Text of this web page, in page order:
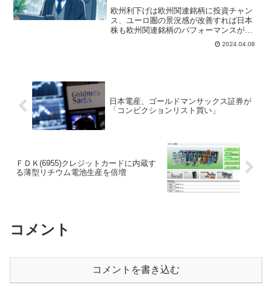
欧州利下げは欧州関連銘柄に投資チャン
ス、ユーロ圏の景況感が改善すれば日本
株も欧州関連銘柄のパフォーマンスが向
上することから欧州売上高比率の高い日
本企業の欧州関連株一覧が投資家の注目
2024.04.08
日本電産、ゴールドマンサックス証券が
「コンビクションリスト買い」
ＦＤＫ(6955)クレジットカードに内蔵す
る薄型リチウム電池生産を倍増
コメント
コメントを書き込む